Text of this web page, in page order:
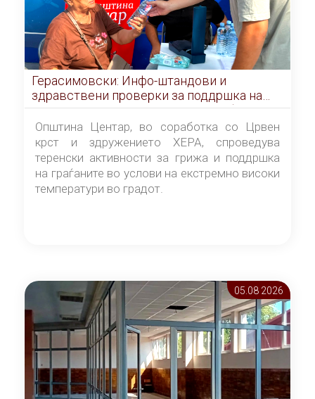
Герасимовски: Инфо-штандови и
здравствени проверки за поддршка на
граѓаните во услови на топлотен бран
Општина Центар, во соработка со Црвен
крст и здружението ХЕРА, спроведува
теренски активности за грижа и поддршка
на граѓаните во услови на екстремно високи
температури во градот.
05.08 2026